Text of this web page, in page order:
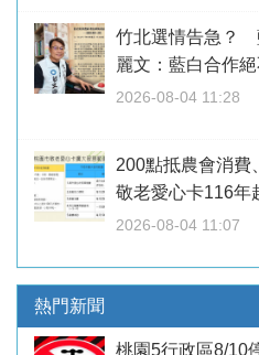
竹北選情告急？
麗文：藍白合作
2026-08-04 11:28
200點抵農會消
敬老愛心卡116年
2026-08-04 11:07
熱門新聞
桃園5行政區8/